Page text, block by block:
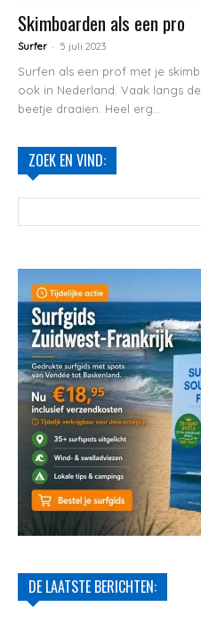
Skimboarden als een pro
Surfer - 5 juli 2023
Surfen als een prof met je
ook in Nederland. Vaak langs
beetje draaien. Heel erg...
ZOEK EN VIND:
DE LAATSTE BERICHTEN: